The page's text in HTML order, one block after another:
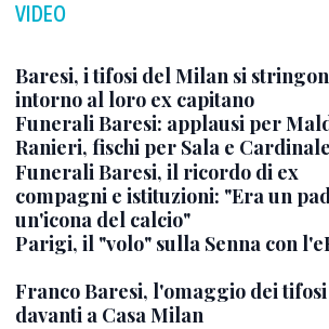
VIDEO
Baresi, i tifosi del Milan si
intorno al loro ex capitano
Funerali Baresi: applausi per
Ranieri, fischi per Sala e Cardinale
Funerali Baresi, il ricordo di ex
compagni e istituzioni: "Era un
un'icona del calcio"
Parigi, il "volo" sulla Senna con
Franco Baresi, l'omaggio dei tifosi
davanti a Casa Milan